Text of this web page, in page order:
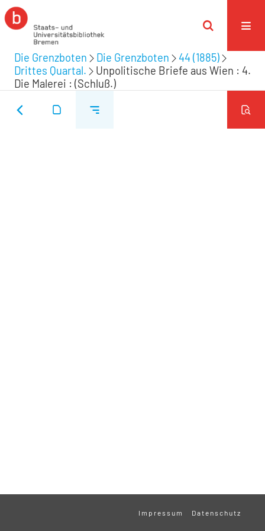
Die Grenzboten Die Grenzboten
44 (1885)
Drittes Quartal.
Unpolitische Briefe aus Wien : 4.
Die Malerei : (Schluß.)
Impressum Datenschutz